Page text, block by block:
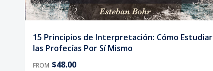
15 Principios de Interpretación: Cómo Estudiar
las Profecías Por Sí Mismo
FROM $48.00